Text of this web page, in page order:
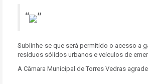
Sublinhe-se que será permitido o acesso a
resíduos sólidos urbanos e veículos de
A Câmara Municipal de Torres Vedras